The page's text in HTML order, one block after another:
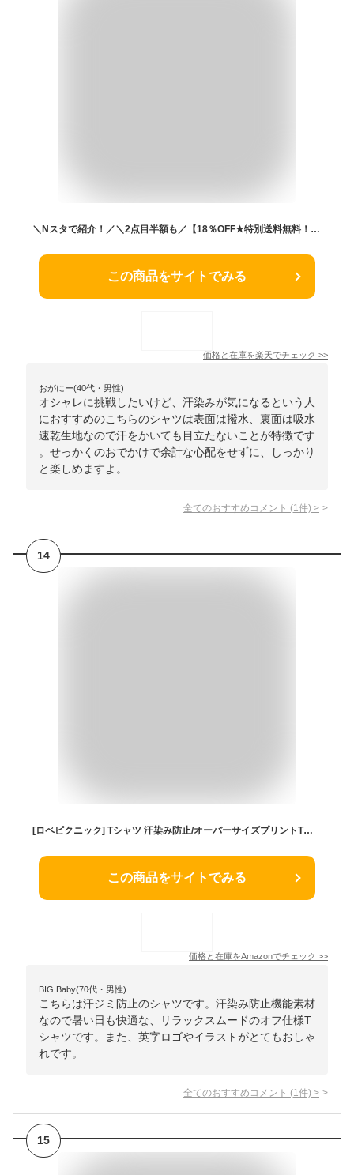
＼Nスタで紹介！／＼2点目半額も／【18％OFF★特別送料無料！】Tシャツ 汗染み防止 UVカット レディース M/L/LL/3L トップス 大きいサイズ 【メール便可11】◆zootie（ズーティー）：汗しみない Tシャツ［スタンダード］
この商品をサイトでみる
価格と在庫を楽天でチェック >>
おがにー(40代・男性)
オシャレに挑戦したいけど、汗染みが気になるという人
におすすめのこちらのシャツは表面は撥水、裏面は吸水
速乾生地なので汗をかいても目立たないことが特徴です
。せっかくのおでかけで余計な心配をせずに、しっかり
と楽しめますよ。
全てのおすすめコメント (1 件) >
14
[ロペピクニック] Tシャツ 汗染み防止/オーバーサイズプリントTシャツ レディース チャコール（０６）
この商品をサイトでみる
価格と在庫をAmazonでチェック >>
BIG Baby(70代・男性)
こちらは汗ジミ防止のシャツです。汗染み防止機能素材
なので暑い日も快適な、リラックスムードのオフ仕様T
シャツです。また、英字ロゴやイラストがとてもおしゃ
れです。
全てのおすすめコメント (1 件) >
15